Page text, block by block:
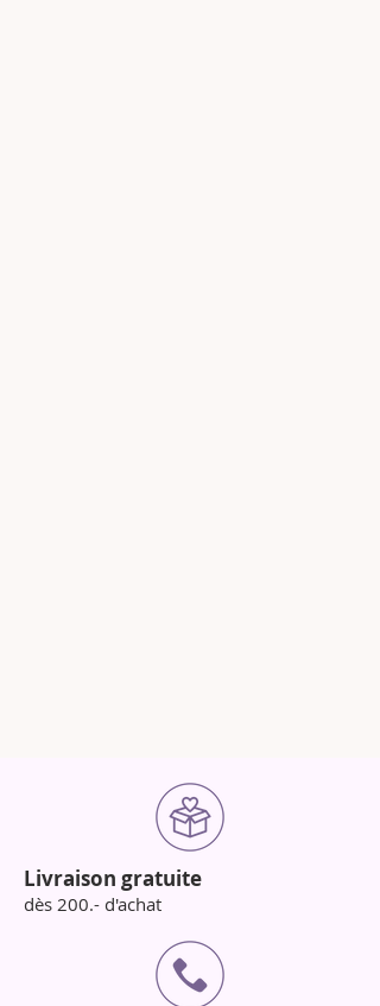
Livraison gratuite
dès 200.- d'achat